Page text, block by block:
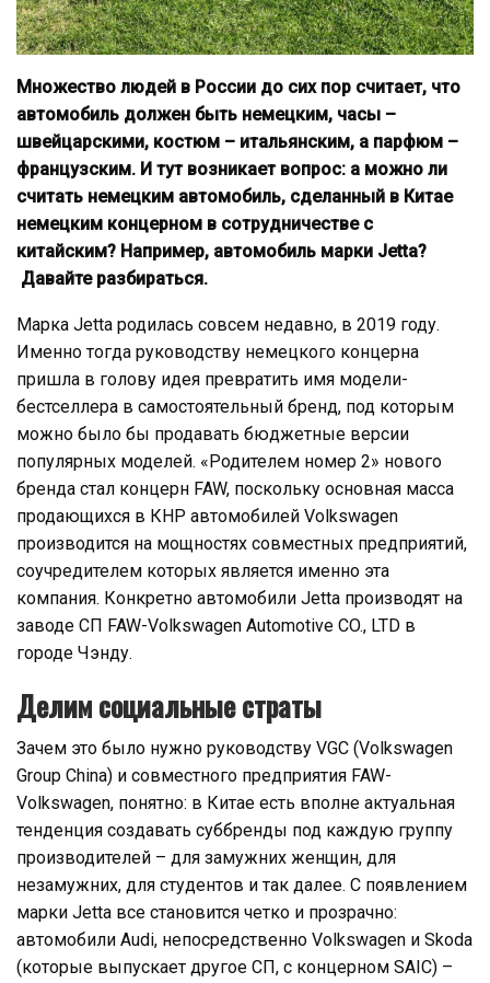
Множество людей в России до сих пор считает, что
автомобиль должен быть немецким, часы –
швейцарскими, костюм – итальянским, а парфюм –
французским. И тут возникает вопрос: а можно ли
считать немецким автомобиль, сделанный в Китае
немецким концерном в сотрудничестве с
китайским? Например, автомобиль марки Jetta?
Давайте разбираться.
Марка Jetta родилась совсем недавно, в 2019 году.
Именно тогда руководству немецкого концерна
пришла в голову идея превратить имя модели-
бестселлера в самостоятельный бренд, под которым
можно было бы продавать бюджетные версии
популярных моделей. «Родителем номер 2» нового
бренда стал концерн FAW, поскольку основная масса
продающихся в КНР автомобилей Volkswagen
производится на мощностях совместных предприятий,
соучредителем которых является именно эта
компания. Конкретно автомобили Jetta производят на
заводе СП FAW-Volkswagen Automotive CO., LTD в
городе Чэнду.
Делим социальные страты
Зачем это было нужно руководству VGC (Volkswagen
Group China) и совместного предприятия FAW-
Volkswagen, понятно: в Китае есть вполне актуальная
тенденция создавать суббренды под каждую группу
производителей – для замужних женщин, для
незамужних, для студентов и так далее. С появлением
марки Jetta все становится четко и прозрачно:
автомобили Audi, непосредственно Volkswagen и Skoda
(которые выпускает другое СП, с концерном SAIC) –